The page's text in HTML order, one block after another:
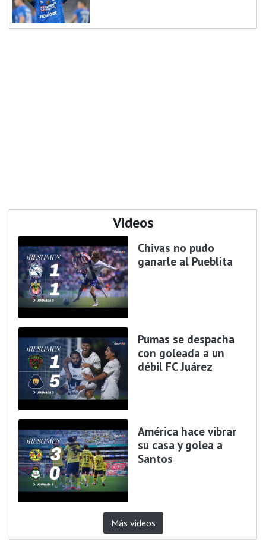
Videos
Chivas no pudo
ganarle al Pueblita
Pumas se despacha
con goleada a un
débil FC Juárez
América hace vibrar
su casa y golea a
Santos
Más videos